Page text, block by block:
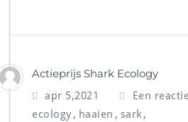
Actieprijs Shark Ecology
apr 5,2021 Een
ecology , haaien , sark ,